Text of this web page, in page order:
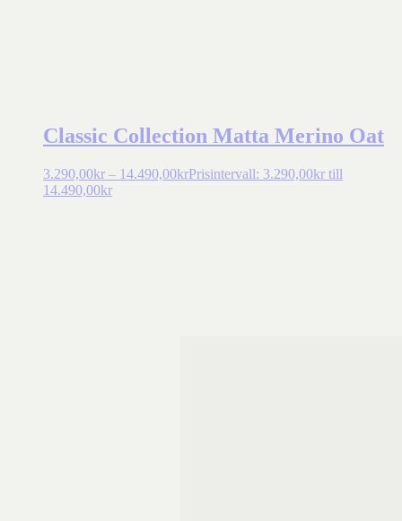
Classic Collection Matta Merino Oat
3.290,00kr – 14.490,00krPrisintervall: 3.290,00kr till
14.490,00kr